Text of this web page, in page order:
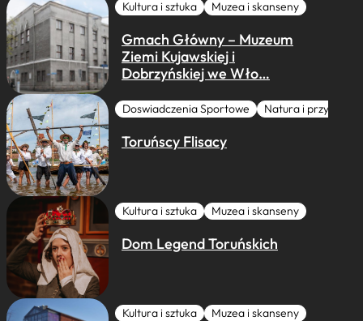
Kultura i sztuka Muzea i skanseny
Gmach Główny – Muzeum
Ziemi Kujawskiej i
Dobrzyńskiej we Wło…
Doswiadczenia Sportowe Natura i przygoda
Toruńscy Flisacy
Kultura i sztuka Muzea i skanseny
Dom Legend Toruńskich
Kultura i sztuka Muzea i skanseny